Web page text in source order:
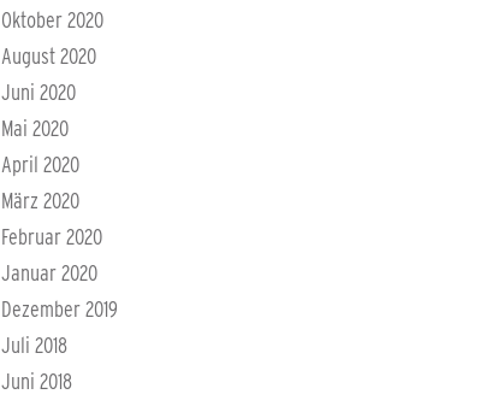
Oktober 2020
August 2020
Juni 2020
Mai 2020
April 2020
März 2020
Februar 2020
Januar 2020
Dezember 2019
Juli 2018
Juni 2018